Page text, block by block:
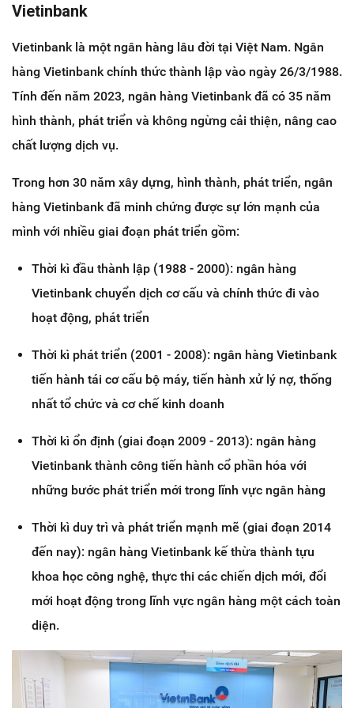
Vietinbank
Vietinbank là một ngân hàng lâu đời tại Việt Nam. Ngân
hàng Vietinbank chính thức thành lập vào ngày 26/3/1988.
Tính đến năm 2023, ngân hàng Vietinbank đã có 35 năm
hình thành, phát triển và không ngừng cải thiện, nâng cao
chất lượng dịch vụ.
Trong hơn 30 năm xây dựng, hình thành, phát triển, ngân
hàng Vietinbank đã minh chứng được sự lớn mạnh của
mình với nhiều giai đoạn phát triển gồm:
Thời kì đầu thành lập (1988 - 2000): ngân hàng
Vietinbank chuyển dịch cơ cấu và chính thức đi vào
hoạt động, phát triển
Thời kì phát triển (2001 - 2008): ngân hàng Vietinbank
tiến hành tái cơ cấu bộ máy, tiến hành xử lý nợ, thống
nhất tổ chức và cơ chế kinh doanh
Thời kì ổn định (giai đoạn 2009 - 2013): ngân hàng
Vietinbank thành công tiến hành cổ phần hóa với
những bước phát triển mới trong lĩnh vực ngân hàng
Thời kì duy trì và phát triển mạnh mẽ (giai đoạn 2014
đến nay): ngân hàng Vietinbank kế thừa thành tựu
khoa học công nghệ, thực thi các chiến dịch mới, đổi
mới hoạt động trong lĩnh vực ngân hàng một cách toàn
diện.